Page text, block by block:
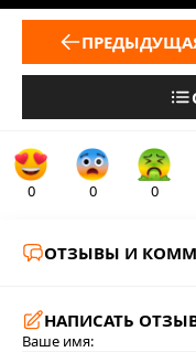
0 0 0
ОТЗЫВЫ И
НАПИСАТЬ
Ваше имя: